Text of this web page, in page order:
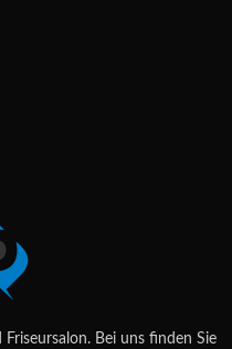
Bei uns finden Sie